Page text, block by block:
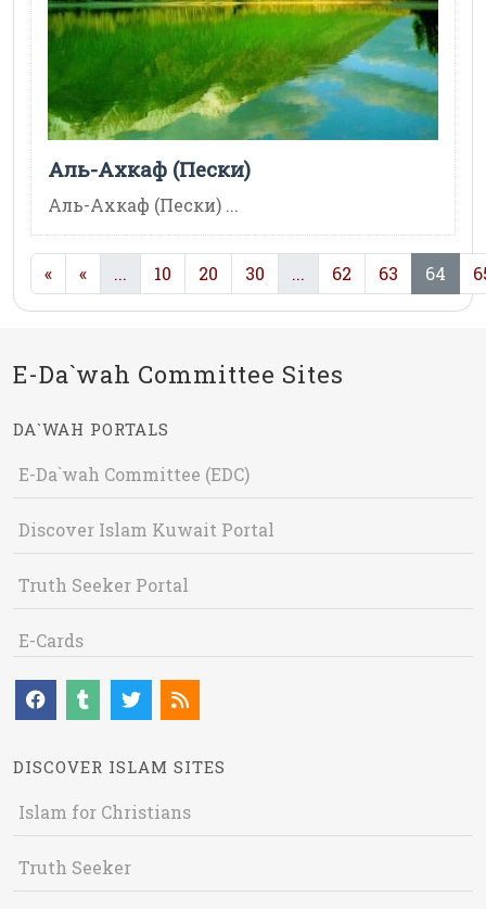
Аль-Ахкаф (Пески)
Аль-Ахкаф (Пески) ...
« « ... (current)
10 20 30 ... (current)
62 63 64
E-Da`wah Committee Sites
DA`WAH PORTALS
E-Da`wah Committee (EDC)
Discover Islam Kuwait Portal
Truth Seeker Portal
E-Cards
DISCOVER ISLAM SITES
Islam for Christians
Truth Seeker